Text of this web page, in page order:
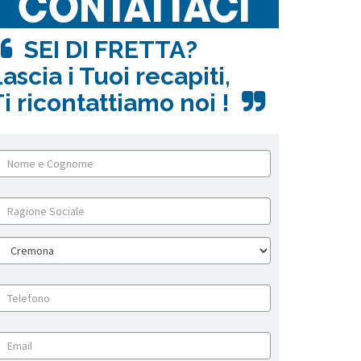
SEI DI FRETTA?
i Tuoi recapiti,
ricontattiamo noi !